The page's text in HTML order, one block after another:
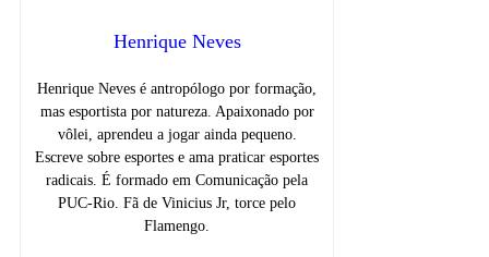
Henrique Neves
Henrique Neves é antropólogo por formação,
mas esportista por natureza. Apaixonado por
vôlei, aprendeu a jogar ainda pequeno.
Escreve sobre esportes e ama praticar esportes
radicais. É formado em Comunicação pela
PUC-Rio. Fã de Vinicius Jr, torce pelo
Flamengo.